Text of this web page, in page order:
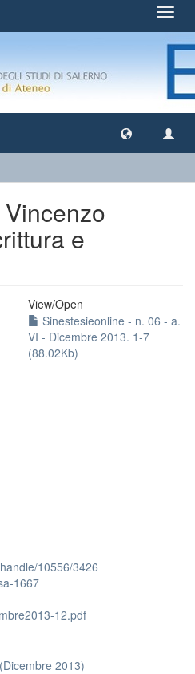
e
View/Open
Sinestesieonline - n. 06 - a.
VI - Dicembre 2013. 1-7
(88.02Kb)
10556/3426
1667
12.pdf
2013)